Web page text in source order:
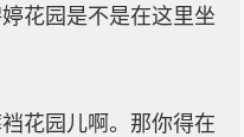
花园是不是在这里坐
花园儿啊。那你得在